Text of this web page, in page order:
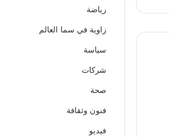
رياضة
زاوية في سما العالم
سياسة
شركات
صحة
فنون وثقافة
فيديو